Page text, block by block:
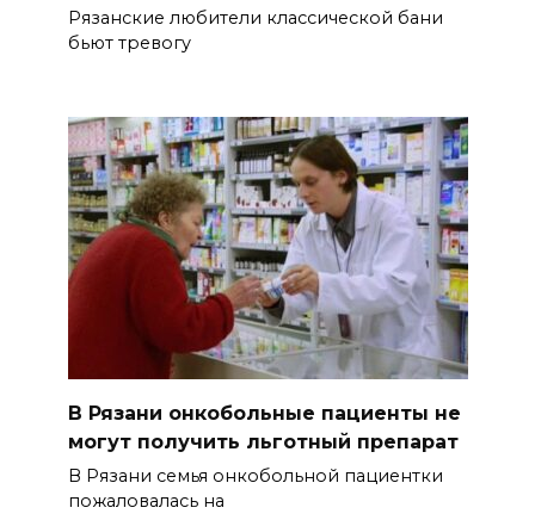
Рязанские любители классической бани
бьют тревогу
В Рязани онкобольные пациенты не
могут получить льготный препарат
В Рязани семья онкобольной пациентки
пожаловалась на